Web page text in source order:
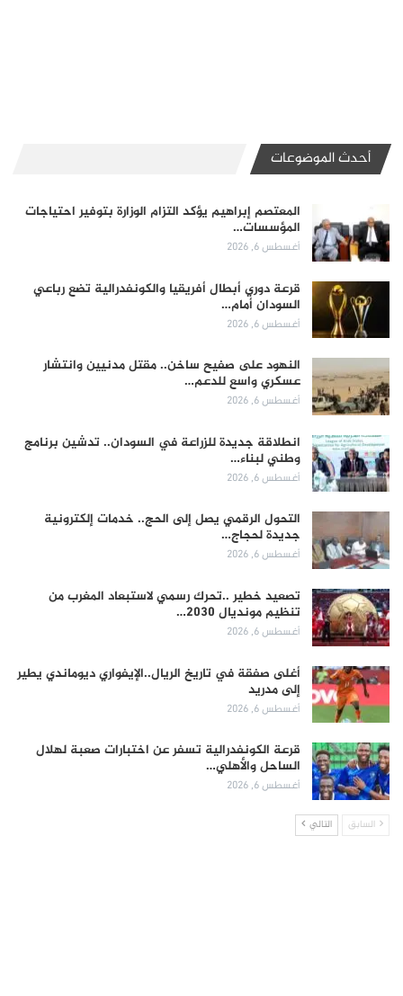
أحدث الموضوعات
المعتصم إبراهيم يؤكد التزام الوزارة بتوفير احتياجات
المؤسسات…
أغسطس 6, 2026
قرعة دوري أبطال أفريقيا والكونفدرالية تضع رباعي
السودان أمام…
أغسطس 6, 2026
النهود على صفيح ساخن.. مقتل مدنيين وانتشار
عسكري واسع للدعم…
أغسطس 6, 2026
انطلاقة جديدة للزراعة في السودان.. تدشين برنامج
وطني لبناء…
أغسطس 6, 2026
التحول الرقمي يصل إلى الحج.. خدمات إلكترونية
جديدة لحجاج…
أغسطس 6, 2026
تصعيد خطير ..تحرك رسمي لاستبعاد المغرب من
تنظيم مونديال 2030…
أغسطس 6, 2026
أغلى صفقة في تاريخ الريال..الإيفواري ديوماندي يطير
إلى مدريد
أغسطس 6, 2026
قرعة الكونفدرالية تسفر عن اختبارات صعبة لهلال
الساحل والأهلي…
أغسطس 6, 2026
السابق التالي